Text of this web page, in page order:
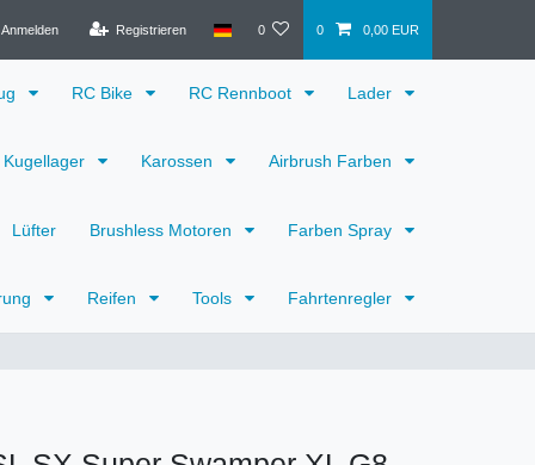
Anmelden
Registrieren 0 0 0,00 EUR
RC Bike RC Rennboot Lader
Kugellager Karossen Airbrush Farben
Lüfter Brushless Motoren Farben Spray
Reifen Tools Fahrtenregler